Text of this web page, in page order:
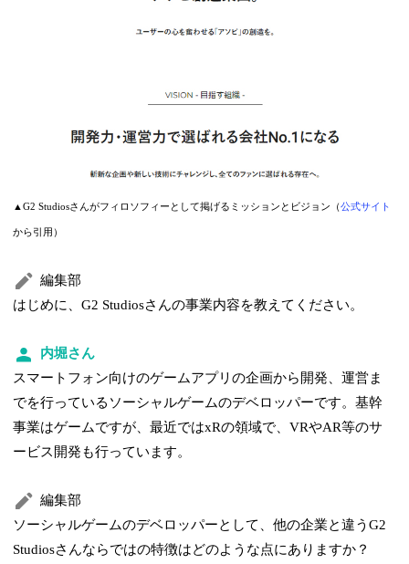
▲G2 Studiosさんがフィロソフィーとして掲げるミッションとビジョン（公式サイト
から引用）
編集部
はじめに、G2 Studiosさんの事業内容を教えてください。
内堀さん
スマートフォン向けのゲームアプリの企画から開発、運営ま
でを行っているソーシャルゲームのデベロッパーです。基幹
事業はゲームですが、最近ではxRの領域で、VRやAR等のサ
ービス開発も行っています。
編集部
ソーシャルゲームのデベロッパーとして、他の企業と違うG2
Studiosさんならではの特徴はどのような点にありますか？